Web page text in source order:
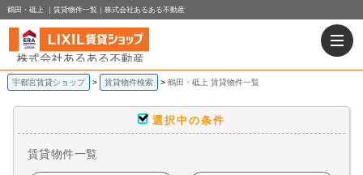
鶴田・砥上 ｜賃貸物件一覧｜株式会社あるある不動産
宇都宮賃貸ショップ 賃貸物件検索 鶴田・砥上 賃貸物件一覧
選択中の条件
賃貸物件一覧